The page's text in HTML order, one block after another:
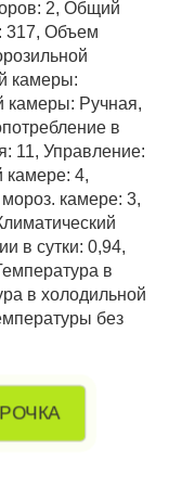
2, Общий
317, Объем
камеры:
камеры: Ручная,
в
11, Управление:
камере: 4,
камере: 3,
в сутки: 0,94,
в
в холодильной
без